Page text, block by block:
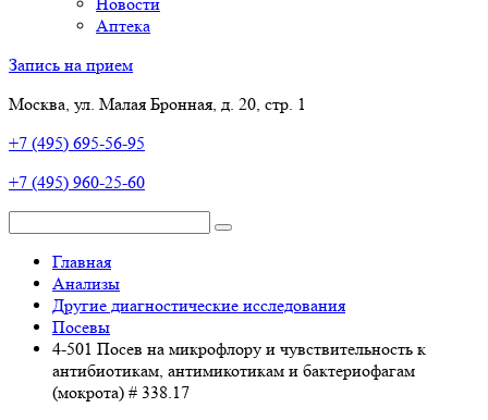
Аптека
Запись на прием
Москва, ул. Малая Бронная, д. 20, стр. 1
+7 (495) 695-56-95
+7 (495) 960-25-60
Главная
Анализы
Другие диагностические исследования
Посевы
4-501 Посев на микрофлору и чувствительность к
антибиотикам, антимикотикам и бактериофагам
(мокрота) # 338.17